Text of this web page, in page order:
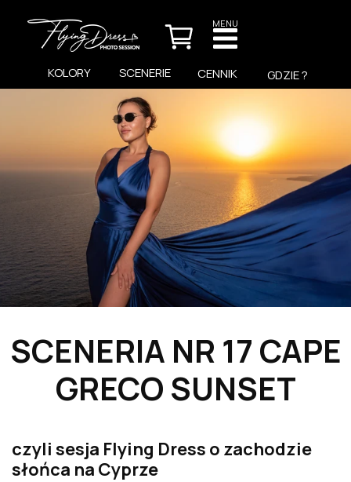
MENU
KOLORY SCENERIE CENNIK GDZIE ?
SCENERIA NR 17 CAPE
GRECO SUNSET
czyli sesja Flying Dress o zachodzie
słońca na Cyprze